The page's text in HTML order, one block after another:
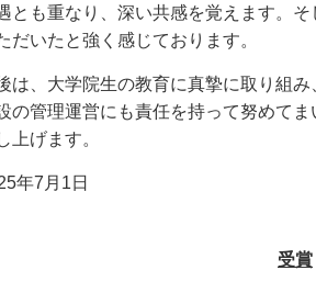
とも重なり、深い共感を覚えます。
だいたと強く感じております。
は、大学院生の教育に真摯に取り組
の管理運営にも責任を持って努めて
上げます。
年7月1日
受賞